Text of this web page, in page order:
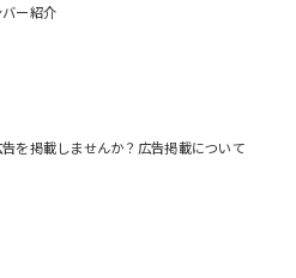
ー紹介
を掲載しませんか？広告掲載について